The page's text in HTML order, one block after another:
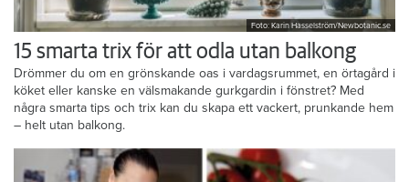
Foto: Karin Hasselström/Newbotanic.se
15 smarta trix för att odla utan balkong
Drömmer du om en grönskande oas i vardagsrummet, en örtagård i
köket eller kanske en välsmakande gurkgardin i fönstret? Med
några smarta tips och trix kan du skapa ett vackert, prunkande hem
– helt utan balkong.